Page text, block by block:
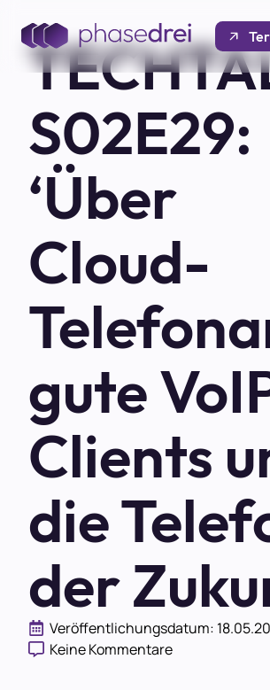
S02E29:
‘Über
Cloud-
gute
Clients
die
der
Veröffentlichungsdatum:
Keine Kommentare